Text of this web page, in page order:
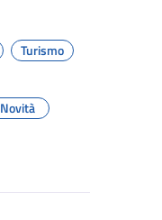
Turismo
Novità